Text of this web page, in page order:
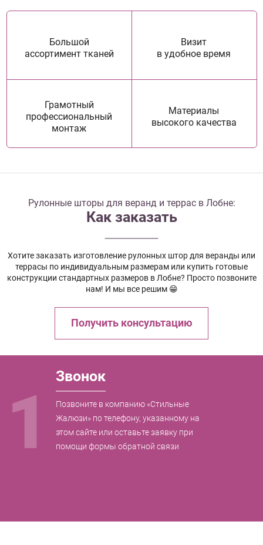
Большой
ассортимент тканей
Визит
в удобное время
Грамотный
профессиональный
монтаж
Материалы
высокого качества
Рулонные шторы для веранд и террас в Лобне:
Как заказать
Хотите заказать изготовление рулонных штор для веранды или
террасы по индивидуальным размерам или купить готовые
конструкции стандартных размеров в Лобне? Просто позвоните
нам! И мы все решим 😁
Получить консультацию
1
Звонок
Позвоните в компанию «Стильные
Жалюзи» по телефону, указанному на
этом сайте или оставьте заявку при
помощи формы обратной связи